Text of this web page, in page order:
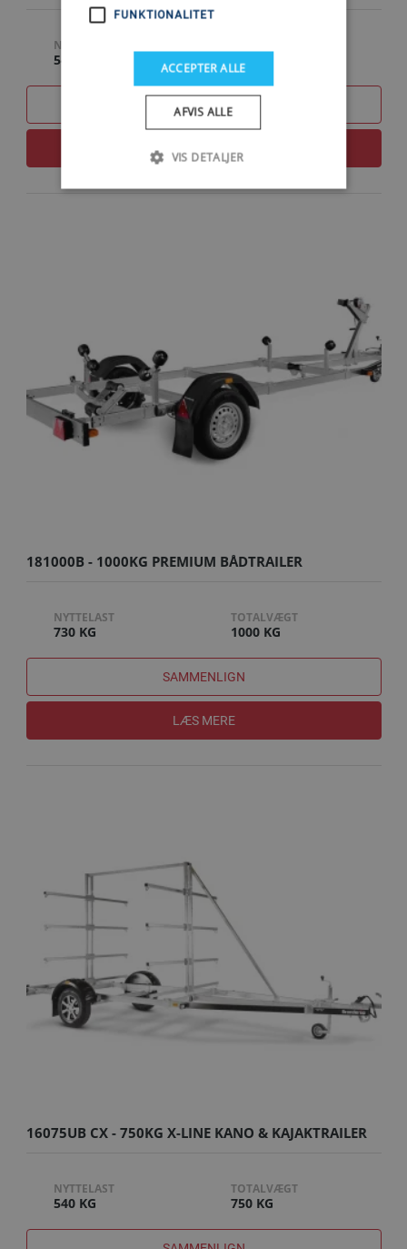
NYTTELAST
540 KG 750 KG
SAMMENLIGN
181000B - 1000KG PREMIUM BÅDTRAILER
NYTTELAST
730 KG
TOTALVÆGT
1000 KG
SAMMENLIGN
LÆS MERE
16075UB CX - 750KG X-LINE KANO & KAJAKTRAILER
NYTTELAST
540 KG
TOTALVÆGT
750 KG
FUNKTIONALITET
ACCEPTER ALLE
AFVIS ALLE
VIS DETALJER